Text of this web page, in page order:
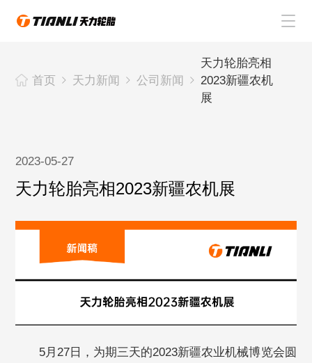
天力新闻
首页 天力新闻 公司新闻
天力轮胎亮相
2023新疆农机
展
2023-05-27
天力轮胎亮相2023新疆农机展
5月27日，为期三天的2023新疆农业机械博览会圆